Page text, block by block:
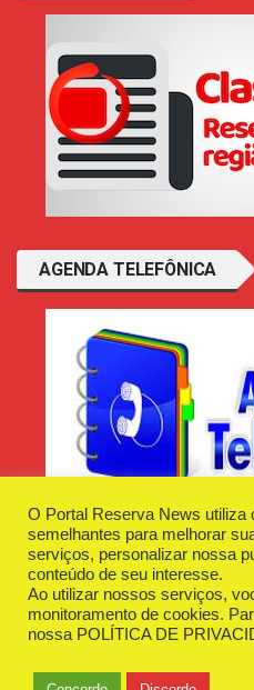
AGENDA TELEFÔNICA
Desenvolvido e
Reserva News Tecnologia
O Portal Reserva News utiliza
semelhantes para melhorar
serviços, personalizar nossa
conteúdo de seu interesse.
Ao utilizar nossos serviços,
monitoramento de cookies.
nossa POLÍTICA DE